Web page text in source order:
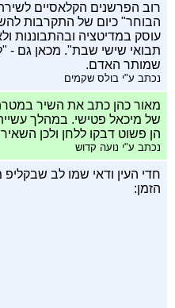
רוב הפרשנים הקלאסיים
הבוחר" כיום של התקרבות
עוסק במדיטציה ובהתבוננות
תבואי שישי שבת". מכאן גם -
שמותר האדם.
נכתב ע"י בולס שקמים
מאור כהן כתב את השיר
של מיכאל פטישי. במהלך
הן פשוט דבקו ללחן ולכן
נכתב ע"י נועה קדוש
חדי העין ודאי שמו לב
הזמן: